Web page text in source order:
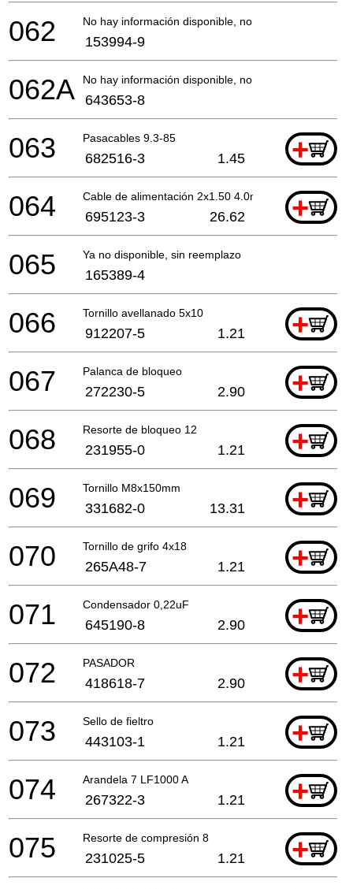
No hay información disponible, no se puede pedir
062 153994-9
No hay información disponible, no se puede pedir
062A 643653-8
Pasacables 9.3-85 +
063 682516-3 1.45
Cable de alimentación 2x1.50 4.0mtr +
064 695123-3 26.62
Ya no disponible, sin reemplazo
065 165389-4
Tornillo avellanado 5x10 +
066 912207-5 1.21
Palanca de bloqueo +
067 272230-5 2.90
Resorte de bloqueo 12 +
068 231955-0 1.21
Tornillo M8x150mm +
069 331682-0 13.31
Tornillo de grifo 4x18 +
070 265A48-7 1.21
Condensador 0,22uF +
071 645190-8 2.90
PASADOR +
072 418618-7 2.90
Sello de fieltro +
073 443103-1 1.21
Arandela 7 LF1000 A +
074 267322-3 1.21
Resorte de compresión 8 +
075 231025-5 1.21